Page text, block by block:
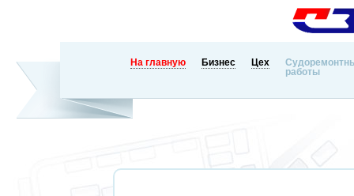
На главную Бизнес Цех
работы